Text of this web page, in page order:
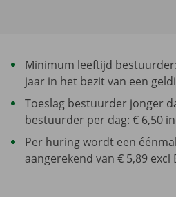
Minimum leeftijd
jaar in het bezit van een
Toeslag bestuurder jonger
bestuurder per dag: € 6,50
Per huring wordt een
aangerekend van € 5,89 excl